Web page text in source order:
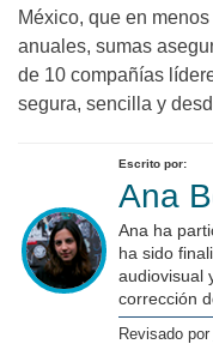
México, que en
anuales, sumas
de 10 compañías
segura, sencilla y
Escrito por:
Ana
Ana ha
ha sido
audiovisual
corrección
Revisado por